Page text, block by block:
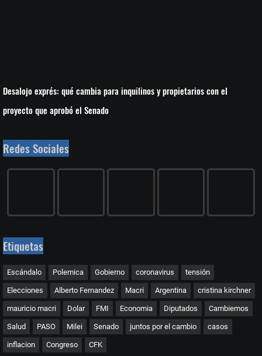
Desalojo exprés: qué cambia para inquilinos y propietarios con el
proyecto que aprobó el Senado
Redes Sociales
Etiquetas
Escándalo Polemica Gobierno coronavirus tensión
Elecciones Alberto Fernandez Macri Argentina cristina kirchner
mauricio macri Dolar FMI Economia Diputados Cambiemos
Salud PASO Milei Senado juntos por el cambio casos
inflacion Congreso CFK